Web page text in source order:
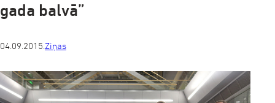
gada balvā”
04.09.2015. Ziņas